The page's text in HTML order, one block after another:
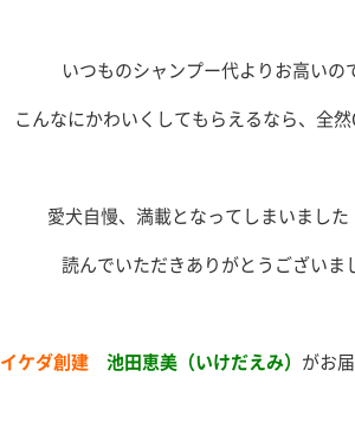
いつものシャンプー代よりお高いの
こんなにかわいくしてもらえるなら、全然
愛犬自慢、満載となってしまいました
読んでいただきありがとうございま
イケダ創建 池田恵美（いけだえみ） がお